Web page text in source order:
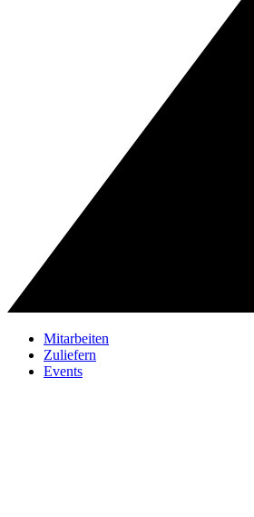
Mitarbeiten
Zuliefern
Events